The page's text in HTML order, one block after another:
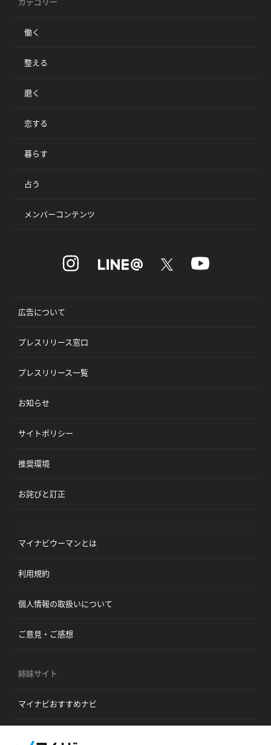
働く
整える
磨く
恋する
暮らす
占う
メンバーコンテンツ
広告について
プレスリリース窓口
プレスリリース一覧
お知らせ
サイトポリシー
推奨環境
お詫びと訂正
マイナビウーマンとは
利用規約
個人情報の取扱いについて
ご意見・ご感想
姉妹サイト
マイナビおすすめナビ